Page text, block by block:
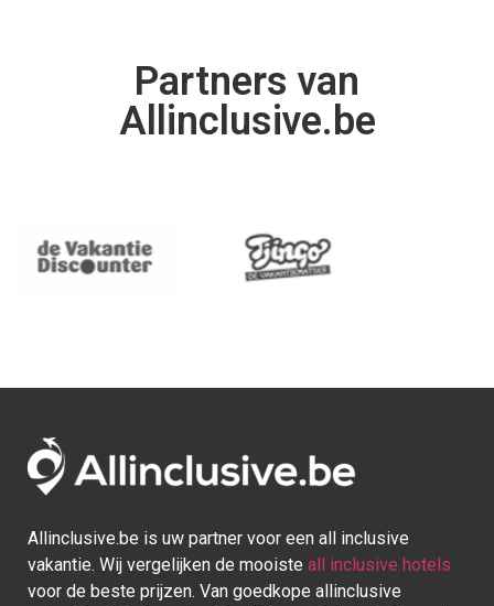
Partners van
Allinclusive.be
Allinclusive.be is uw partner voor een all inclusive
vakantie. Wij vergelijken de mooiste all inclusive hotels
voor de beste prijzen. Van goedkope allinclusive